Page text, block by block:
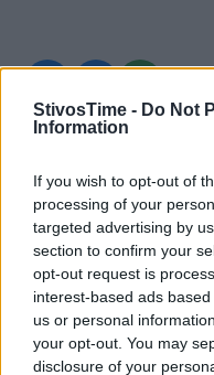
StivosTime - Do Not
Information
If you wish to opt-out of
processing of your
targeted advertising by
section to confirm your
opt-out request is
interest-based ads
us or personal
your opt-out. You may
disclosure of your
Εγγραφείτε